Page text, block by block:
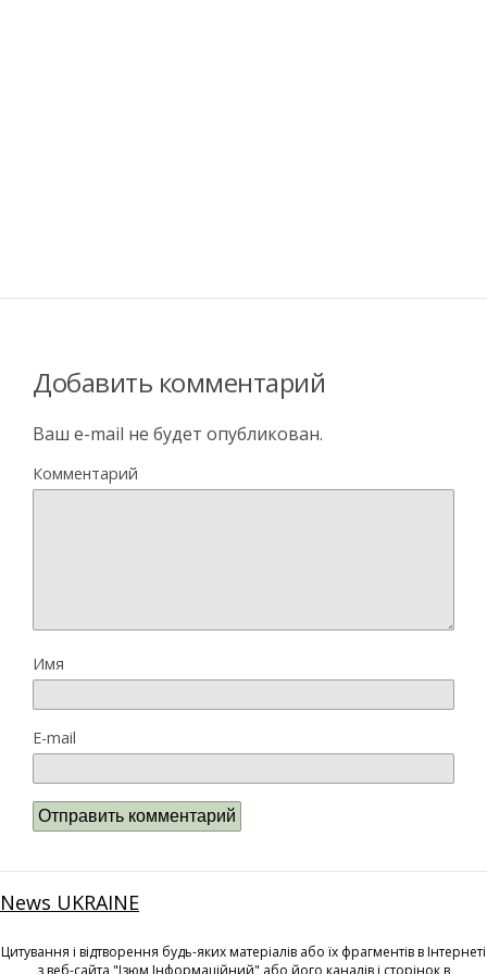
Добавить комментарий
Ваш e-mail не будет опубликован.
Комментарий
Имя
E-mail
News UKRAINE
Цитування і відтворення будь-яких матеріалів або їх фрагментів в Інтернеті
з веб-сайта "Ізюм Інформаційний" або його каналів і сторінок в